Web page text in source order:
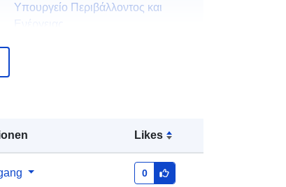
Likes
0
Υπουργείο Περιβάλλοντος και
Ενέργειας
Aktualisiert auf data.europa.eu: 29
July 2026